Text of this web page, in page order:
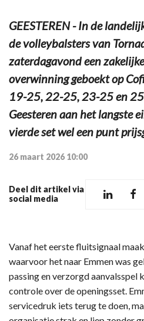
GEESTEREN - In de
de volleybalsters van
zaterdagavond een
overwinning geboekt op
19-25, 22-25, 23-25 en
Geesteren aan het langste
vierde set wel een punt
26 maart 2026 10:00
Deel dit artikel via
social media
Vanaf het eerste fluitsignaal
waarvoor het naar Emmen was
passing en verzorgd aanvalsspel
controle over de openingsset.
servicedruk iets terug te doen,